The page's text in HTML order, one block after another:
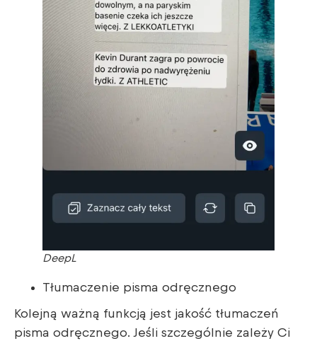
DeepL
Tłumaczenie pisma odręcznego
Kolejną ważną funkcją jest jakość tłumaczeń
pisma odręcznego. Jeśli szczególnie zależy Ci